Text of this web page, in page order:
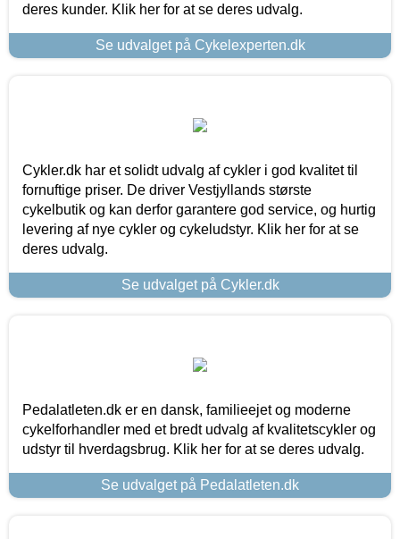
deres kunder. Klik her for at se deres udvalg.
Se udvalget på Cykelexperten.dk
Cykler.dk har et solidt udvalg af cykler i god kvalitet til
fornuftige priser. De driver Vestjyllands største
cykelbutik og kan derfor garantere god service, og hurtig
levering af nye cykler og cykeludstyr. Klik her for at se
deres udvalg.
Se udvalget på Cykler.dk
Pedalatleten.dk er en dansk, familieejet og moderne
cykelforhandler med et bredt udvalg af kvalitetscykler og
udstyr til hverdagsbrug. Klik her for at se deres udvalg.
Se udvalget på Pedalatleten.dk